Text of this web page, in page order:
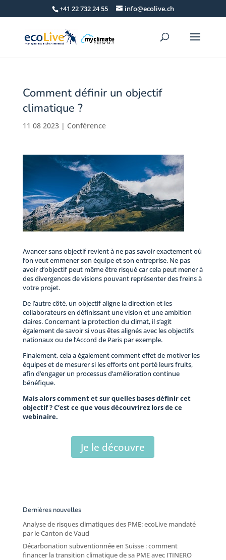
+41 22 732 24 55 info@ecolive.ch
Comment définir un objectif
climatique ?
11 08 2023| Conférence
Avancer sans objectif revient à ne pas savoir exactement où
l’on veut emmener son équipe et son entreprise. Ne pas
avoir d’objectif peut même être risqué car cela peut mener à
des divergences de visions pouvant représenter des freins à
votre projet.
De l’autre côté, un objectif aligne la direction et les
collaborateurs en définissant une vision et une ambition
claires. Concernant la protection du climat, il s’agit
également de savoir si vous êtes alignés avec les objectifs
nationaux ou de l’Accord de Paris par exemple.
Finalement, cela a également comment effet de motiver les
équipes et de mesurer si les efforts ont porté leurs fruits,
afin d’engager un processus d’amélioration continue
bénéfique.
Mais alors comment et sur quelles bases définir cet
objectif ? C’est ce que vous découvrirez lors de ce
webinaire.
Je le découvre
Dernières nouvelles
Analyse de risques climatiques des PME: ecoLive mandaté
par le Canton de Vaud
Décarbonation subventionnée en Suisse : comment
financer la transition climatique de sa PME avec ITINERO